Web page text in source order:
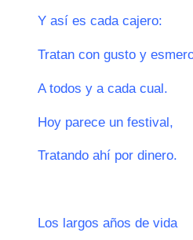
Y así es cada cajero:
Tratan con gusto y
A todos y a cada cual.
Hoy parece un festival,
Tratando ahí por dinero.
Los largos años de vida